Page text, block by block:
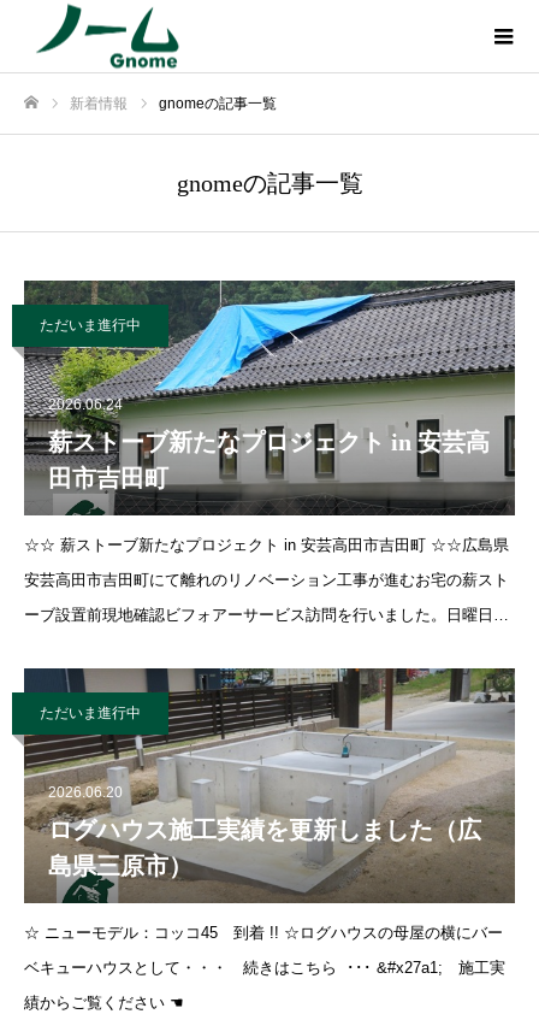
新着情報 gnomeの記事一覧
gnomeの記事一覧
ただいま進行中
2026.06.24
薪ストーブ新たなプロジェクト in 安芸高
田市吉田町
☆☆ 薪ストーブ新たなプロジェクト in 安芸高田市吉田町 ☆☆広島県
安芸高田市吉田町にて離れのリノベーション工事が進むお宅の薪スト
ーブ設置前現地確認ビフォアーサービス訪問を行いました。日曜日に
施主さん自らが
ただいま進行中
2026.06.20
ログハウス施工実績を更新しました（広
島県三原市）
☆ ニューモデル：コッコ45 到着 !! ☆ログハウスの母屋の横にバー
ベキューハウスとして・・・ 続きはこちら ･･･ &#x27a1; 施工実
績からご覧ください ☚